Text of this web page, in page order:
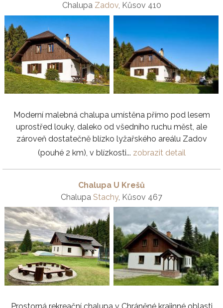
Chalupa Zadov, Kůsov 410
Moderní malebná chalupa umístěna přímo pod lesem
uprostřed louky, daleko od všedního ruchu měst, ale
zároveň dostatečně blízko lyžařského areálu Zadov
(pouhé 2 km), v blízkosti... zobrazit detail
Chalupa U Krešů
Chalupa Stachy, Kůsov 467